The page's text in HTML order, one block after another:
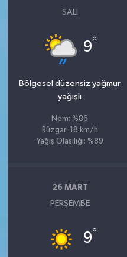
SALI
9°
Bölgesel düzensiz yağmur
yağışlı
Nem: %86
Rüzgar: 18 km/h
Yağış Olasılığı: %89
26 MART
PERŞEMBE
9°